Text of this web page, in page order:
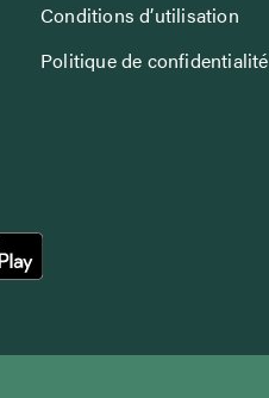
Conditions d’utilisation
Politique de confidentialité